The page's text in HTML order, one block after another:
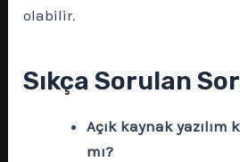
olabilir.
Sıkça Sorulan
Açık kaynak
mı?